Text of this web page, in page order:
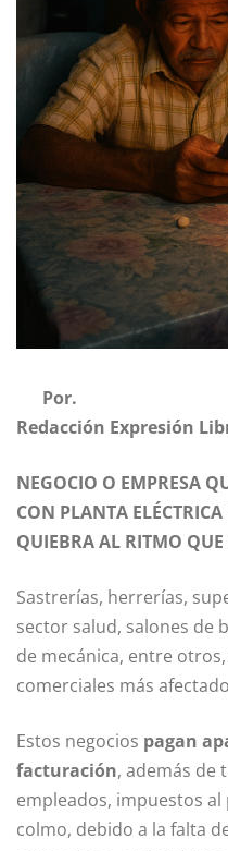
Por.
Redacción Expresión
NEGOCIO O EMPRESA
CON PLANTA
QUIEBRA AL RITMO QUE
Sastrerías, herrerías,
sector salud, salones de
de mecánica, entre
comerciales más
Estos negocios pagan
facturación, además de
empleados, impuestos
colmo, debido a la falta